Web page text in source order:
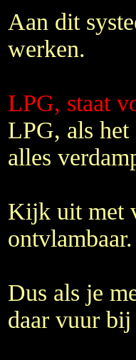
Aan dit
werken.
LPG, staat
LPG, als
alles
Kijk uit met
ontvlambaar.
Dus als je
daar vuur bij